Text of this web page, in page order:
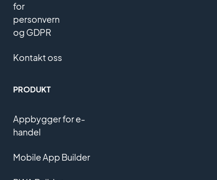
for
personvern
og GDPR
Kontakt oss
PRODUKT
Appbygger for e-
handel
Mobile App Builder